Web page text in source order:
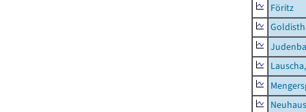
Föritz